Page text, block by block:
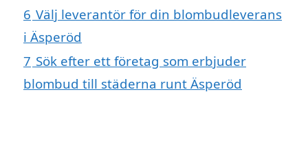
6 Välj leverantör för din blombudleverans
i Äsperöd
7 Sök efter ett företag som erbjuder
blombud till städerna runt Äsperöd